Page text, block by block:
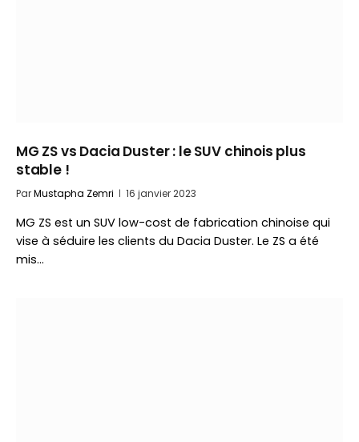
MG ZS vs Dacia Duster : le SUV chinois plus
stable !
ParMustapha Zemri 16 janvier 2023
MG ZS est un SUV low-cost de fabrication chinoise qui
vise à séduire les clients du Dacia Duster. Le ZS a été
mis…